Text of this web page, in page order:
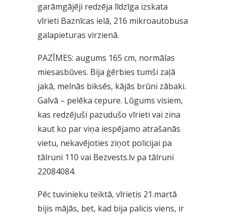
garāmgājēji redzēja līdzīga izskata
vīrieti Baznīcas ielā, 216 mikroautobusa
galapieturas virzienā.
PAZĪMES: augums 165 cm, normālas
miesasbūves. Bija ģērbies tumši zaļā
jakā, melnās biksēs, kājās brūni zābaki.
Galvā – pelēka cepure. Lūgums visiem,
kas redzējuši pazudušo vīrieti vai zina
kaut ko par viņa iespējamo atrašanās
vietu, nekavējoties ziņot policijai pa
tālruni 110 vai Bezvests.lv pa tālruni
22084084.
Pēc tuvinieku teiktā, vīrietis 21.martā
bijis mājās, bet, kad bija palicis viens, ir